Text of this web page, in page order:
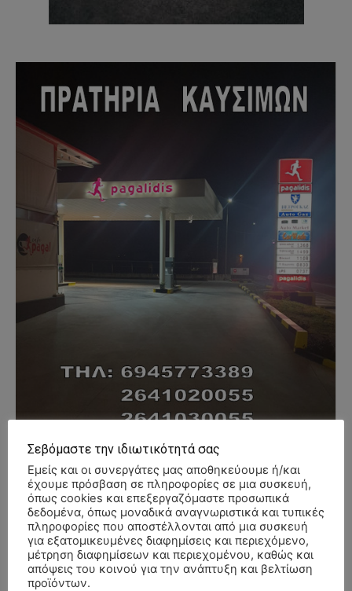
- Advertisment -
Σεβόμαστε την ιδιωτικότητά σας
Εμείς και οι συνεργάτες μας αποθηκεύουμε ή/και
έχουμε πρόσβαση σε πληροφορίες σε μια συσκευή,
όπως cookies και επεξεργαζόμαστε προσωπικά
δεδομένα, όπως μοναδικά αναγνωριστικά και τυπικές
πληροφορίες που αποστέλλονται από μια συσκευή
για εξατομικευμένες διαφημίσεις και περιεχόμενο,
μέτρηση διαφημίσεων και περιεχομένου, καθώς και
απόψεις του κοινού για την ανάπτυξη και βελτίωση
προϊόντων.